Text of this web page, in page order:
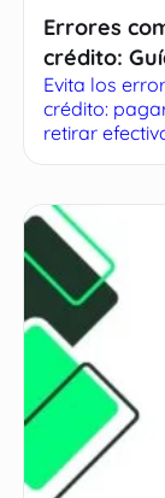
Errores
crédito:
Evita los
crédito:
retirar